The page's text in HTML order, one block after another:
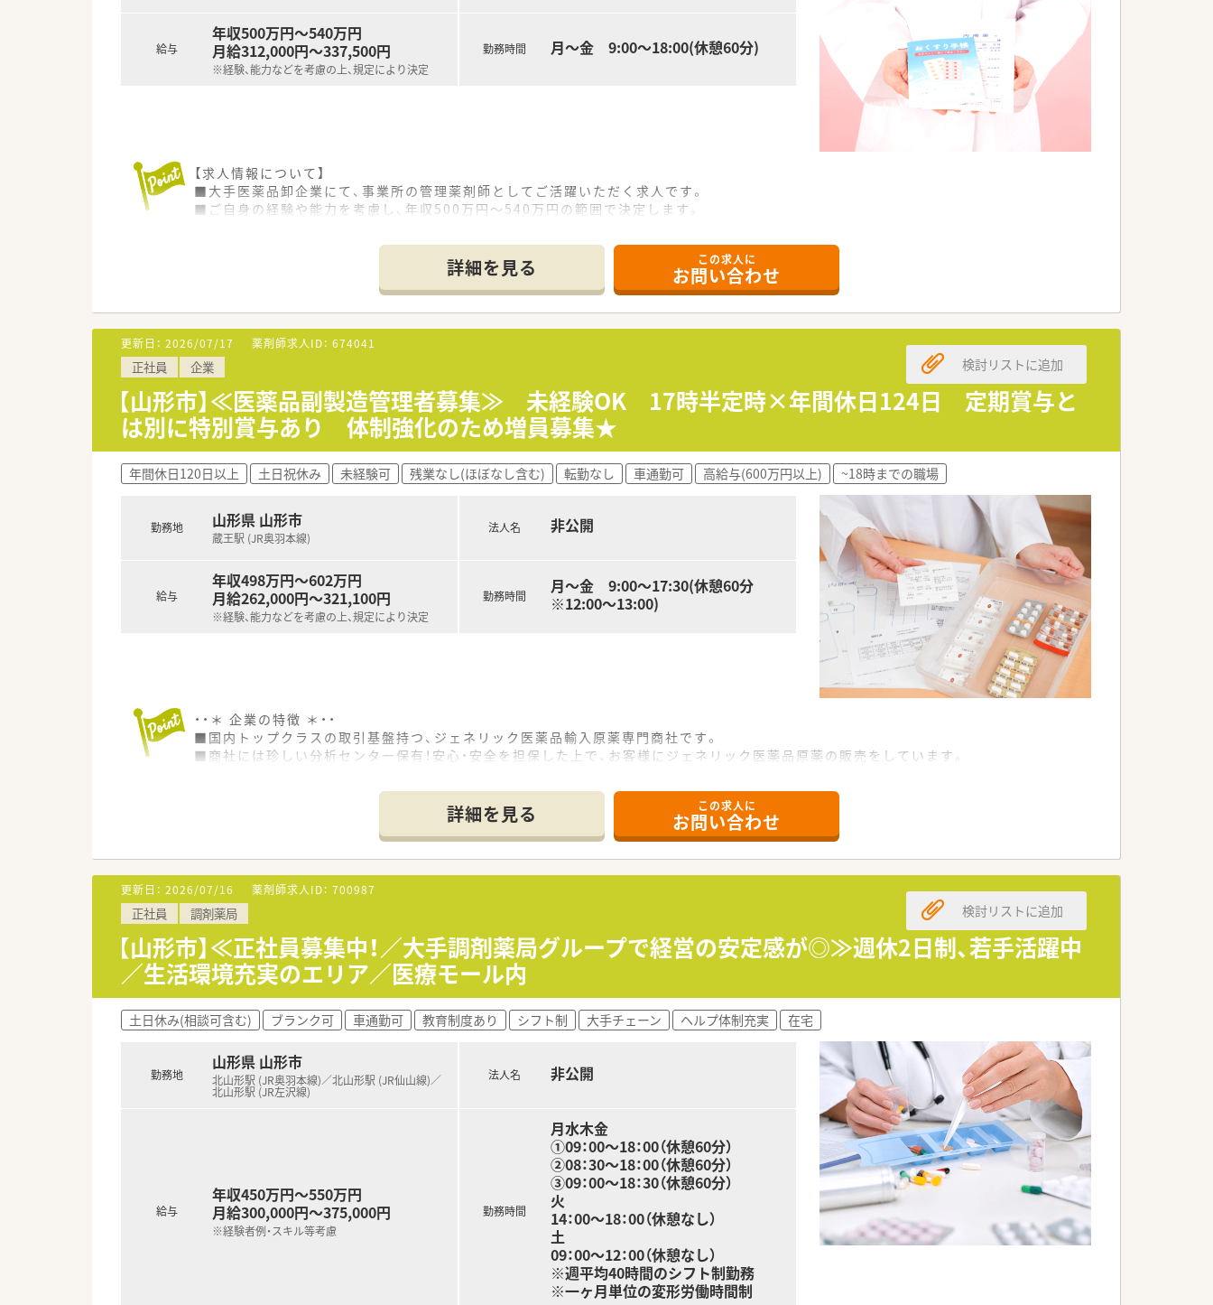
事務所内作業（資料作成・申請資料の作成）
◎PM◎
販売活動を適正に行うための管理業務全般
医薬品の品質管理
給与
年収500万円～540万円
月給312,000円～337,500円
※経験、能力などを考慮の上、規定により決定
勤務時間 月～金 9:00～18:00(休憩60分)
【求人情報について】
■大手医薬品卸企業にて、事業所の管理薬剤師としてご活躍いただく求人です。
■ご自身の経験や能力を考慮し、年収500万円～540万円の範囲で決定します。
■今回は欠員補充のため、米沢の事業所で管理薬剤師として活躍できる方を求めています。
■医薬品の品質管理に責任感を持ち、真摯に取り組んでいただける方。
■他部署との調整も多いため、協調性とコミュニケーション能力のある方。
【就業先情報について】
■勤務地は山形県米沢市で、地域医療に深く貢献することができる環境です。
■最寄りのJR米沢駅からは、車で10分ほどの場所に事業所があります。
■原則として転勤はないため、腰を据えて長く働くことが可能です。
【職場環境と雰囲気】
■丁寧なサポート体制が整っています。
■営業担当者など、様々な職種の社員と連携する機会が多く活気があります。
【1日の流れ】
事務所内作業（資料作成・申請資料の作成）
◎PM◎
販売活動を適正に行うための管理業務全般
医薬品の品質管理
詳細を見る この求人に
お問い合わせ
更新日： 2026/07/17 薬剤師求人ID： 674041
正社員 企業
【山形市】≪医薬品副製造管理者募集≫ 未経験OK 17時半定時×年間休日124日 定期賞与と
は別に特別賞与あり 体制強化のため増員募集★
検討リストに追加
年間休日120日以上 土日祝休み 未経験可 残業なし(ほぼなし含む) 転勤なし 車通勤可 高給与(600万円以上) ~18時までの職場
勤務地 山形県 山形市
蔵王駅 (JR奥羽本線)
給与
年収498万円～602万円
月給262,000円～321,100円
※経験、能力などを考慮の上、規定により決定
法人名 非公開
勤務時間
月～金 9:00～17:30(休憩60分
※12:00～13:00)
・・＊ 企業の特徴 ＊・・
■国内トップクラスの取引基盤持つ、ジェネリック医薬品輸入原薬専門商社です。
■商社には珍しい分析センター保有！安心・安全を担保した上で、お客様にジェネリック医薬品原薬の販売をしています。
◆薬剤師資格保有者
◆大阪社屋での3ヶ月間の研修に参加できる方
＜歓迎要件＞
◆医薬品の品質関連業務のご経験のある方
◆医薬品GMP関連の業務のご経験のある方
◆表示・保管の医薬品製造業経験者
＜求める人材像＞
◆コミュニケーション能力の高い人(医薬品副製造管理者として部内だけでなく、他部署とも連携が取れる人材)
◆柔軟性のある方(医薬品原薬を取り扱う商社として、ただ輸入を行うだけでなく、原薬の「安心・安全・安価な安定供給」を行うことはも
ちろん、「原薬輸入」に伴うあらゆるサービスを提供するため、柔軟性な対応力がある方を歓迎)
■正社員は60歳定年のため、60歳以上の場合は契約社員での採用となります。
詳細を見る この求人に
お問い合わせ
更新日： 2026/07/16 薬剤師求人ID： 700987
正社員 調剤薬局
【山形市】≪正社員募集中！／大手調剤薬局グループで経営の安定感が◎≫週休2日制、若手活躍中
／生活環境充実のエリア／医療モール内
検討リストに追加
土日休み(相談可含む) ブランク可 車通勤可 教育制度あり シフト制 大手チェーン ヘルプ体制充実 在宅
勤務地
山形県 山形市
北山形駅 (JR奥羽本線)／北山形駅 (JR仙山線)／
北山形駅 (JR左沢線)
給与
年収450万円～550万円
月給300,000円～375,000円
※経験者例・スキル等考慮
法人名 非公開
勤務時間
月水木金
①09：00～18：00（休憩60分）
②08：30～18：00（休憩60分）
③09：00～18：30（休憩60分）
火
14：00～18：00（休憩なし）
土
09：00～12：00（休憩なし）
※週平均40時間のシフト制勤務
※一ヶ月単位の変形労働時間制